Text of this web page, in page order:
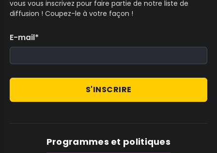
vous vous inscrivez pour faire partie de notre liste de
diffusion ! Coupez-le à votre façon !
E-mail*
S'INSCRIRE
Programmes et politiques